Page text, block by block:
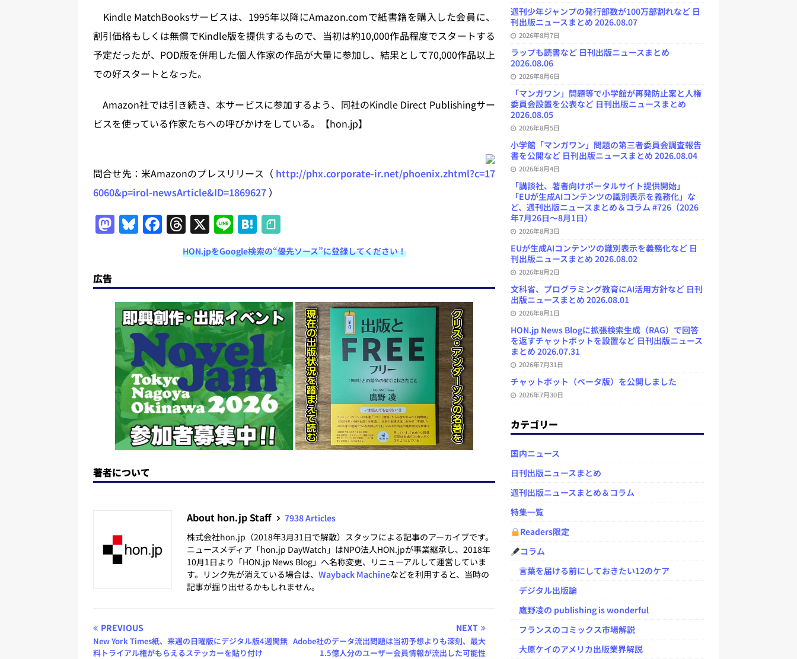
k
Kindle MatchBooksサービスは、1995年以降にAmazon.comで紙書籍を購入した会員に、
割引価格もしくは無償でKindle版を提供するもので、当初は約10,000作品程度でスタートする
予定だったが、POD版を併用した個人作家の作品が大量に参加し、結果として70,000作品以上
での好スタートとなった。
Amazon社では引き続き、本サービスに参加するよう、同社のKindle Direct Publishingサー
ビスを使っている作家たちへの呼びかけをしている。【hon.jp】
問合せ先：米Amazonのプレスリリース（ http://phx.corporate-ir.net/phoenix.zhtml?c=17
6060&p=irol-newsArticle&ID=1869627 ）
M
a
o
d
o
n
Bl
u
s
k
y
F
a
e
b
o
o
k
T
h
re
a
d
s
X Li
n
e
H
at
e
n
a
HON.jpをGoogle検索の“優先ソース”に登録してください！
広告
著者について
About hon.jp Staff
7938 Articles
株式会社hon.jp（2018年3月31日で解散）スタッフによる記事のアーカイブです。
ニュースメディア「hon.jp DayWatch」はNPO法人HON.jpが事業継承し、2018年
10月1日より「HON.jp News Blog」へ名称変更、リニューアルして運営していま
す。リンク先が消えている場合は、 Wayback Machineなどを利用すると、当時の
記事が掘り出せるかもしれません。
PREVIOUS
New York Times紙、来週の日曜版にデジタル版4週間無
料トライアル権がもらえるステッカーを貼り付け
NEXT
Adobe社のデータ流出問題は当初予想よりも深刻、最大
1.5億人分のユーザー会員情報が流出した可能性
n
e
週刊少年ジャンプの発行部数が100万部割れなど 日
刊出版ニュースまとめ 2026.08.07
2026年8月7日
ラップも読書など 日刊出版ニュースまとめ
2026.08.06
2026年8月6日
「マンガワン」問題等で小学館が再発防止案と人権
委員会設置を公表など 日刊出版ニュースまとめ
2026.08.05
2026年8月5日
小学館「マンガワン」問題の第三者委員会調査報告
書を公開など 日刊出版ニュースまとめ 2026.08.04
2026年8月4日
「講談社、著者向けポータルサイト提供開始」
「EUが生成AIコンテンツの識別表示を義務化」な
ど、週刊出版ニュースまとめ＆コラム #726（2026
年7月26日～8月1日）
2026年8月3日
EUが生成AIコンテンツの識別表示を義務化など 日
刊出版ニュースまとめ 2026.08.02
2026年8月2日
文科省、プログラミング教育にAI活用方針など 日刊
出版ニュースまとめ 2026.08.01
2026年8月1日
HON.jp News Blogに拡張検索生成（RAG）で回答
を返すチャットボットを設置など 日刊出版ニュース
まとめ 2026.07.31
2026年7月31日
チャットボット（ベータ版）を公開しました
2026年7月30日
カテゴリー
国内ニュース
日刊出版ニュースまとめ
週刊出版ニュースまとめ＆コラム
特集一覧
Readers限定
コラム
言葉を届ける前にしておきたい12のケア
デジタル出版論
鷹野凌の publishing is wonderful
フランスのコミックス市場解説
大原ケイのアメリカ出版業界解説